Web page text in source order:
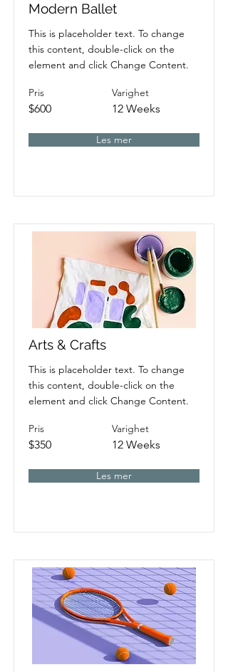
Modern Ballet
This is placeholder text. To change
this content, double-click on the
element and click Change Content.
Pris
$600
Varighet
12 Weeks
Les mer
Arts & Crafts
This is placeholder text. To change
this content, double-click on the
element and click Change Content.
Pris
$350
Varighet
12 Weeks
Les mer